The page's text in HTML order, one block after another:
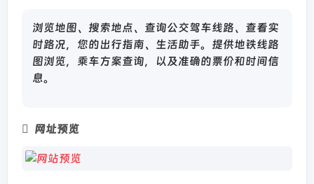
浏览地图、搜索地点、查询公交驾车线路、查看实
时路况，您的出行指南、生活助手。提供地铁线路
图浏览，乘车方案查询，以及准确的票价和时间信
息。
网址预览